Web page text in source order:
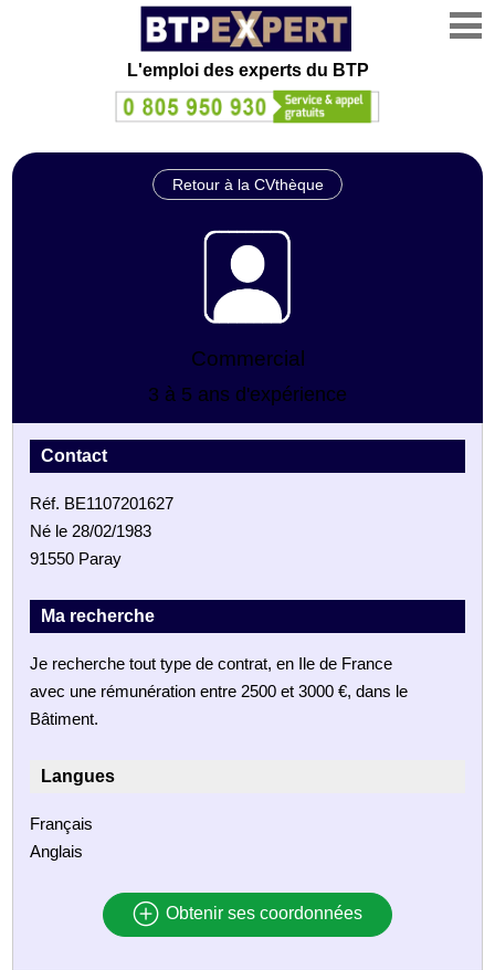
L'emploi des experts du BTP
Retour à la CVthèque
Commercial
3 à 5 ans d'expérience
Contact
Réf. BE1107201627
Né le 28/02/1983
91550 Paray
Ma recherche
Je recherche tout type de contrat, en Ile de France
avec une rémunération entre 2500 et 3000 €, dans le
Bâtiment.
Langues
Français
Anglais
Obtenir ses coordonnées